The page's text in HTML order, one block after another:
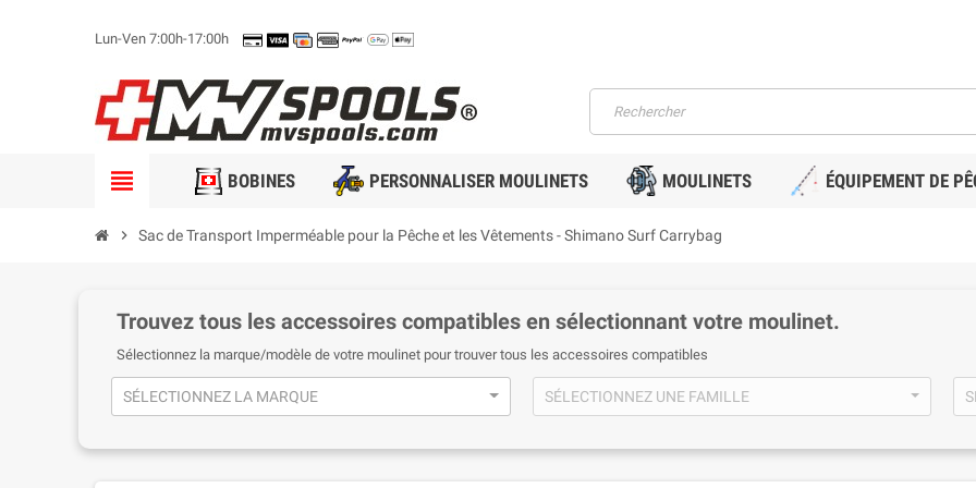
Lun-Ven 7:00h-17:00h
view_headline BOBINES PERSONNALISER MOULINETS MOULINETS ÉQUIPEMENT DE
chevron_right Sac de Transport Imperméable pour la Pêche et les Vêtements - Shimano Surf Carrybag
Trouvez tous les accessoires compatibles en sélectionnant votre moulinet.
Sélectionnez la marque/modèle de votre moulinet pour trouver tous les accessoires compatibles
SÉLECTIONNEZ LA MARQUE SÉLECTIONNEZ UNE FAMILLE